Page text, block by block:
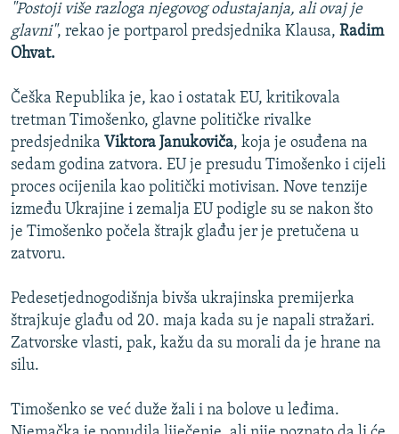
"Postoji više razloga njegovog odustajanja, ali ovaj je
glavni", rekao je portparol predsjednika Klausa, Radim
Ohvat.
Češka Republika je, kao i ostatak EU, kritikovala
tretman Timošenko, glavne političke rivalke
predsjednika Viktora Janukoviča, koja je osuđena na
sedam godina zatvora. EU je presudu Timošenko i cijeli
proces ocijenila kao politički motivisan. Nove tenzije
između Ukrajine i zemalja EU podigle su se nakon što
je Timošenko počela štrajk glađu jer je pretučena u
zatvoru.
Pedesetjednogodišnja bivša ukrajinska premijerka
štrajkuje glađu od 20. maja kada su je napali stražari.
Zatvorske vlasti, pak, kažu da su morali da je hrane na
silu.
Timošenko se već duže žali i na bolove u leđima.